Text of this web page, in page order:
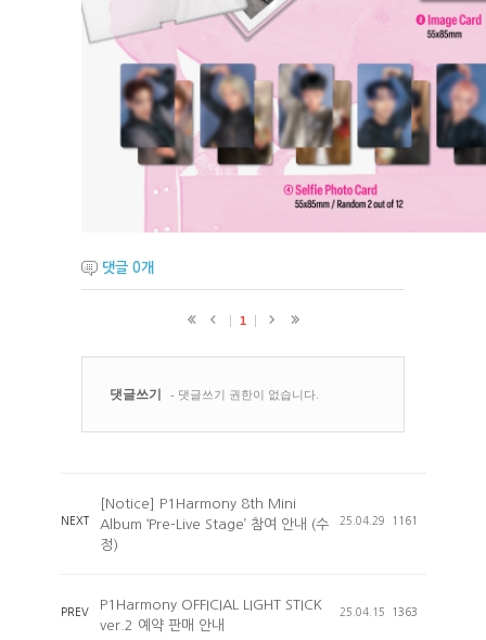
댓글 0개
NEXT
[Notice] P1Harmony 8th Mini
Album ‘Pre-Live Stage’ 참여 안내 (수
정)
25.04.29 1161
PREV
P1Harmony OFFICIAL LIGHT STICK
ver.2 예약 판매 안내
25.04.15 1363